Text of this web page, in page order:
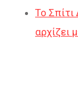
Το
αρχίζει